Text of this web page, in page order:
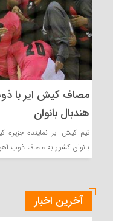
مصاف کیش ایر با
هندبال بانوان
تیم کیش ایر نماینده جزیره
بانوان کشور به مصاف ذوب
آخرین اخبار